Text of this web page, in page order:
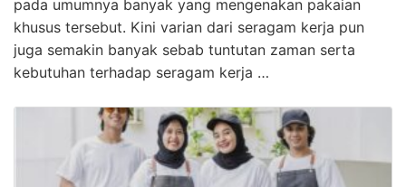
pada umumnya banyak yang mengenakan pakaian
khusus tersebut. Kini varian dari seragam kerja pun
juga semakin banyak sebab tuntutan zaman serta
kebutuhan terhadap seragam kerja …